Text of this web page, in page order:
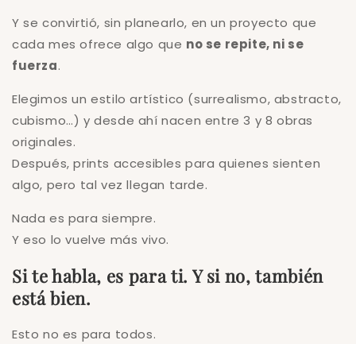
Y se convirtió, sin planearlo, en un proyecto que
cada mes ofrece algo que no se repite, ni se
fuerza.
Elegimos un estilo artístico (surrealismo, abstracto,
cubismo…) y desde ahí nacen entre 3 y 8 obras
originales.
Después, prints accesibles para quienes sienten
algo, pero tal vez llegan tarde.
Nada es para siempre.
Y eso lo vuelve más vivo.
Si te habla, es para ti. Y si no, también
está bien.
Esto no es para todos.